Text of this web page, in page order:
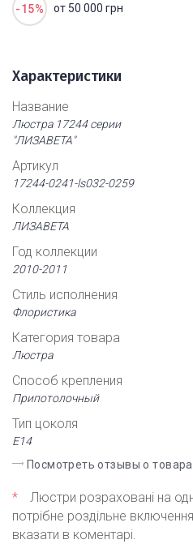
-15% от 50 000 грн
Характеристики
Название
Люстра 17244 серии
"ЛИЗАВЕТА"
Артикул
17244-0241-ls032-0259
Коллекция
ЛИЗАВЕТА
Год коллекции
2010-2011
Стиль исполнения
Флористика
Категория товара
Люстра
Способ крепления
Припотолочный
Тип цоколя
Е14
Посмотреть отзывы о
*
Люстри розраховані на
потрібне роздільне
вказати в коментарі.